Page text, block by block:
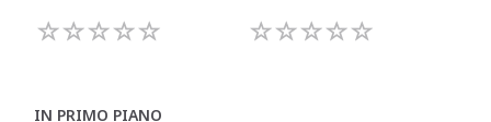
IN PRIMO PIANO